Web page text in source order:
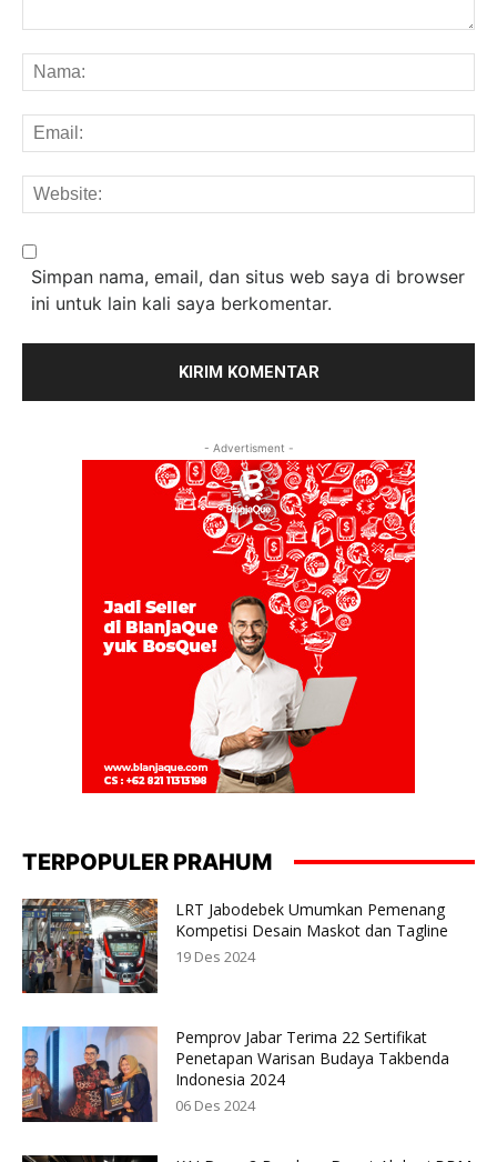
Simpan nama, email, dan situs web saya di browser
ini untuk lain kali saya berkomentar.
- Advertisment -
TERPOPULER PRAHUM
LRT Jabodebek Umumkan Pemenang
Kompetisi Desain Maskot dan Tagline
19 Des 2024
Pemprov Jabar Terima 22 Sertifikat
Penetapan Warisan Budaya Takbenda
Indonesia 2024
06 Des 2024